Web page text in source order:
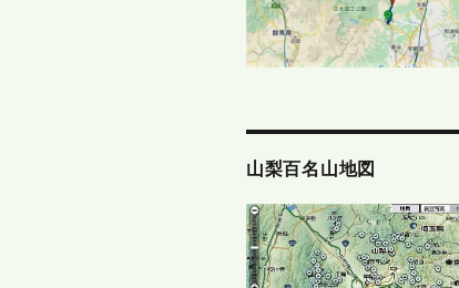
山梨百名山地図